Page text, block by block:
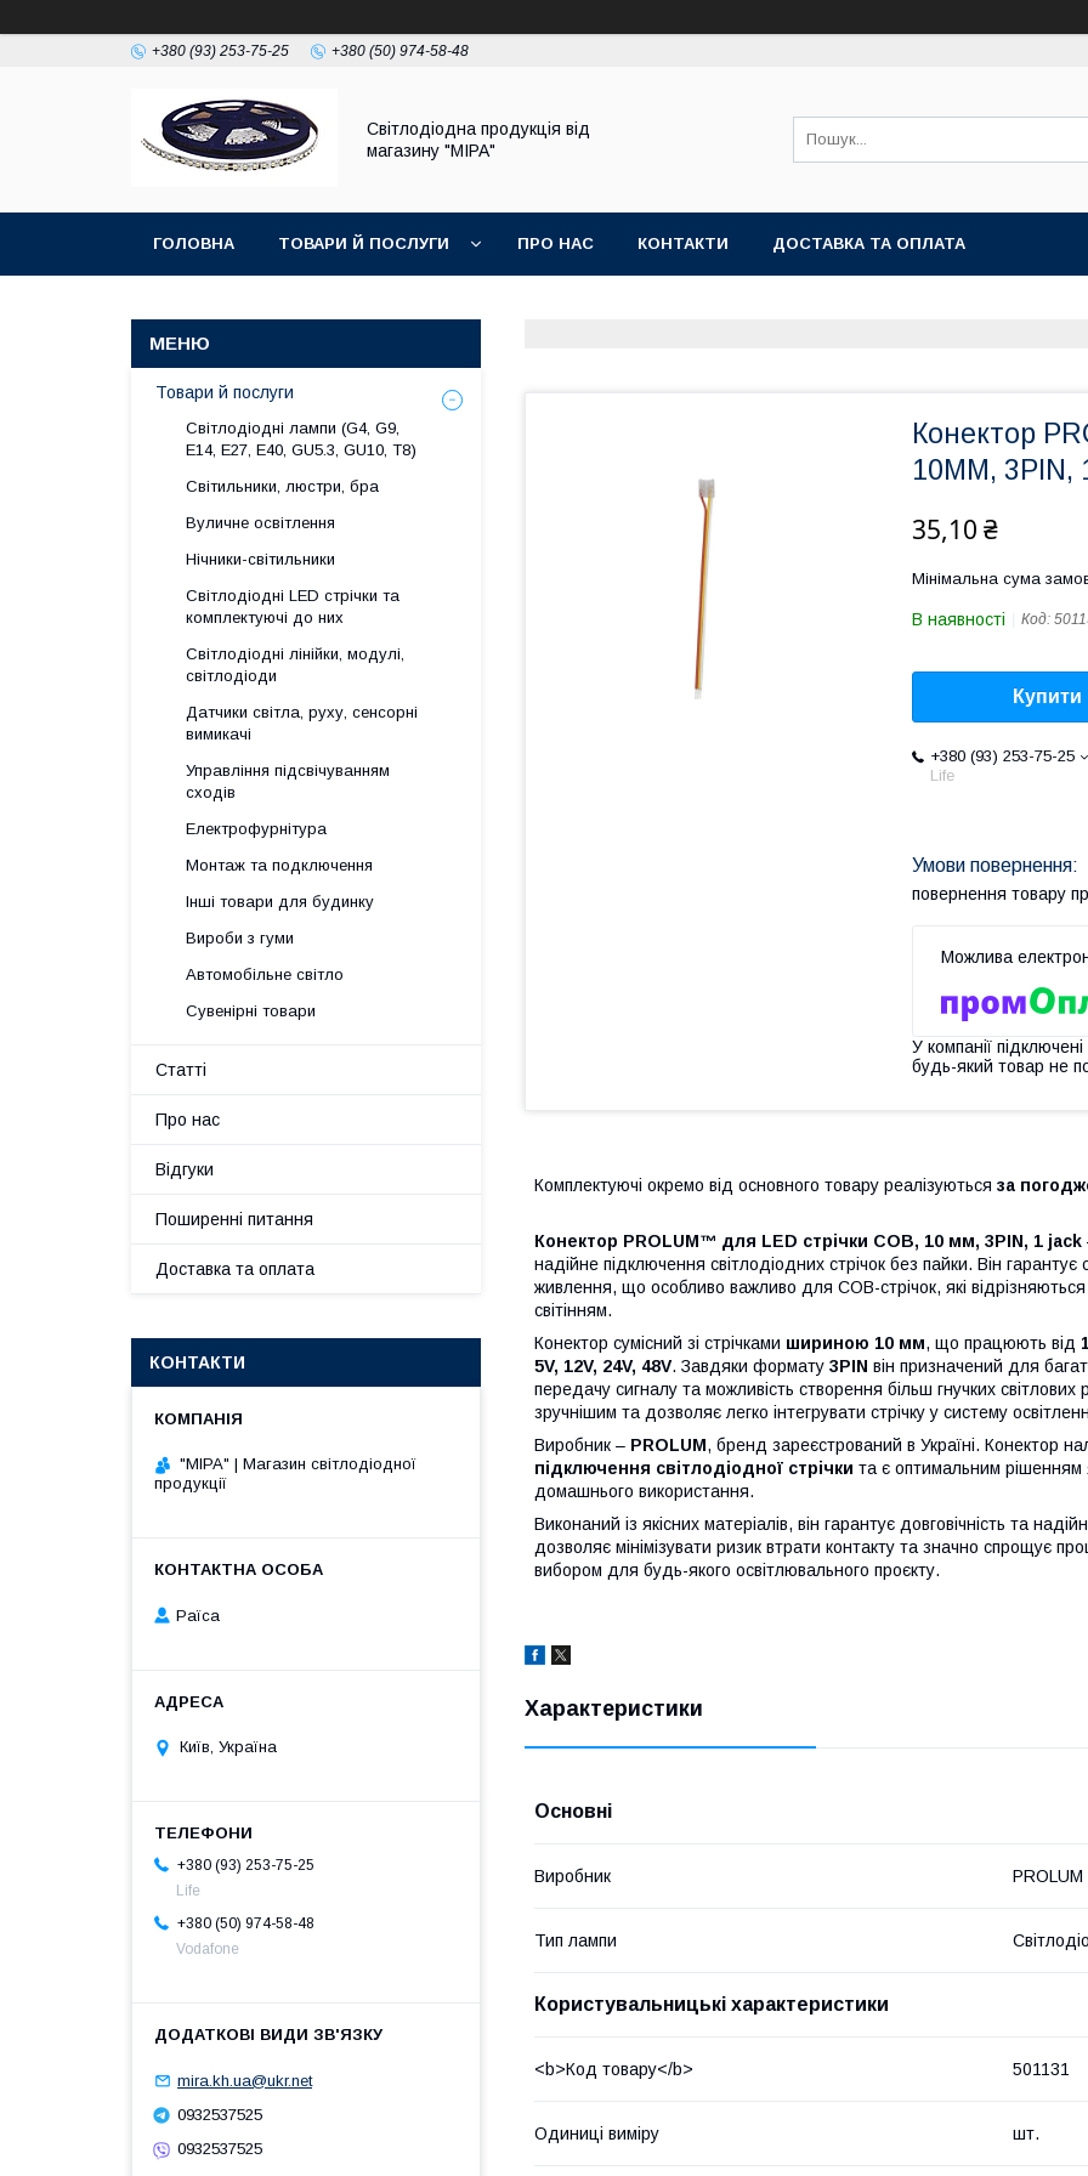
+380 (93) 253-75-25 +380 (50) 974-58-48
Світлодіодна продукція від
магазину "МІРА"
ГОЛОВНА ТОВАРИ Й ПОСЛУГИ ПРО НАС КОНТАКТИ ДОСТАВКА ТА ОПЛАТА
Конектор
10ММ, 3PIN,
35,10 ₴
Мінімальна сума
В наявності Код:
Купити
+380 (93) 253-75-25
Life
повернення товару
У компанії
будь-який товар не
Комплектуючі окремо від основного товару реалізуються за
Конектор PROLUM™ для LED стрічки COB, 10 мм, 3PIN, 1 jack
надійне підключення світлодіодних стрічок без пайки. Він
живлення, що особливо важливо для COB-стрічок, які
світінням.
Конектор сумісний зі стрічками шириною 10 мм, що працюють від
5V, 12V, 24V, 48V. Завдяки формату 3PIN він призначений для
передачу сигналу та можливість створення більш гнучких
зручнішим та дозволяє легко інтегрувати стрічку у систему
Виробник – PROLUM, бренд зареєстрований в Україні. Конектор
підключення світлодіодної стрічки та є оптимальним рішенням
домашнього використання.
Виконаний із якісних матеріалів, він гарантує довговічність та
дозволяє мінімізувати ризик втрати контакту та значно спрощує
вибором для будь-якого освітлювального проєкту.
Характеристики
Основні
Виробник PROLUM
Тип лампи
Користувальницькі характеристики
<b>Код товару</b> 501131
Одиниці виміру шт.
Товари й послуги
Світлодіодні лампи (G4, G9,
E14, E27, Е40, GU5.3, GU10, Т8)
Світильники, люстри, бра
Вуличне освітлення
Нічники-світильники
Світлодіодні LED стрічки та
комплектуючі до них
Світлодіодні лінійки, модулі,
світлодіоди
Датчики світла, руху, сенсорні
вимикачі
Управління підсвічуванням
сходів
Електрофурнітура
Монтаж та подключення
Інші товари для будинку
Вироби з гуми
Автомобільне світло
Сувенірні товари
Статті
Про нас
Відгуки
Поширенні питання
Доставка та оплата
КОНТАКТИ
"МІРА" | Магазин світлодіодної
продукції
Раїса
Київ, Україна
+380 (93) 253-75-25
Life
+380 (50) 974-58-48
Vodafone
mira.kh.ua@ukr.net
0932537525
0932537525